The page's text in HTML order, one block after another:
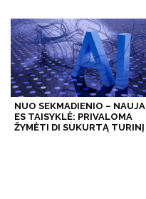
NUO SEKMADIENIO – NAUJA
ES TAISYKLĖ: PRIVALOMA
ŽYMĖTI DI SUKURTĄ TURINĮ